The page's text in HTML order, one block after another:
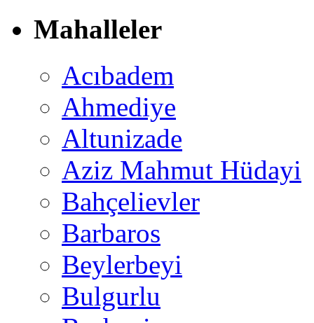
Mahalleler
Acıbadem
Ahmediye
Altunizade
Aziz Mahmut Hüdayi
Bahçelievler
Barbaros
Beylerbeyi
Bulgurlu